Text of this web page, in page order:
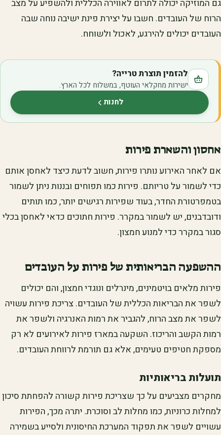
גם המוזיקה יכולה לתרום לאווירה הכללית ולהשפיע על מצב
הרוח של העובדים. חשבו על יצירת פינת ישיבה נוחה שבה
העובדים יכולים להירגע, לאכול ולשוחח.
להזמין תוצרת טרייה?
ישירות מחקלאי העוטף, במשלוח לכל הארץ.
לחנות(נפתח בלשונית חדשה)
אחסון והשארת פירות
אם לאחר האירוע נותרו פירות, חשוב לדעת כיצד לאחסן אותם
כדי לשמור על טריותם. פירות כמו תפוחים ובננות ניתן לשמור
בטמפרטורת החדר, בעוד שפירות רגישים יותר, כמו תותים
ודובדבנים, יש לשמור במקרר. פירות חתוכים כדאי לאחסן בכלי
סגור במקרר כדי למנוע חמצון.
ההשפעה הבריאותית של פירות על העובדים
פירות מלאים בויטמינים, מינרלים ונוגדי חמצון, והם יכולים
לשפר את הבריאות הכללית של העובדים. צריכת פירות עשויה
לשפר את מצב הרוח, להגביר את רמות האנרגיה ולשפר את
רמות הקשב והריכוז. השקעה במארז פירות לאירועים לא רק
מספקת חטיפים טעימים, אלא גם תורמת לרווחת העובדים.
תועלות בריאותיות
מחקרים מצביעים על כך שצריכת פירות קשורה להפחתת סיכון
למחלות כרוניות, כמו מחלות לב וסוכרת. יתרה מכך, הפירות
עשויים לשפר את תפקוד המערכת החיסונית ולסייע בשמירה